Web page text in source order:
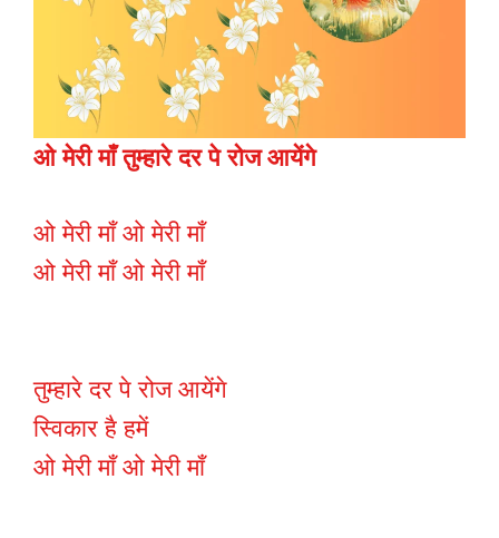
ओ मेरी माँ तुम्हारे दर पे रोज आयेंगे
ओ मेरी माँ ओ मेरी माँ
ओ मेरी माँ ओ मेरी माँ
तुम्हारे दर पे रोज आयेंगे
स्विकार है हमें
ओ मेरी माँ ओ मेरी माँ